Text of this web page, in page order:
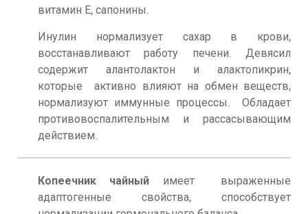
витамин Е, сапонины.
Инулин нормализует сахар в крови,
восстанавливают работу печени. Девясил
содержит алантолактон и алактопикрин,
которые активно влияют на обмен веществ,
нормализуют иммунные процессы. Обладает
противовоспалительным и рассасывающим
действием.
Копеечник чайный имеет выраженные
адаптогенные свойства, способствует